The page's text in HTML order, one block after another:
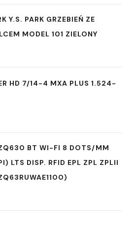
Y.S. PARK GRZEBIEŃ ZE
MODEL 101 ZIELONY
HD 7/14-4 MXA PLUS 1.524-
BT WI-FI 8 DOTS/MM
LTS DISP. RFID EPL ZPL ZPLII